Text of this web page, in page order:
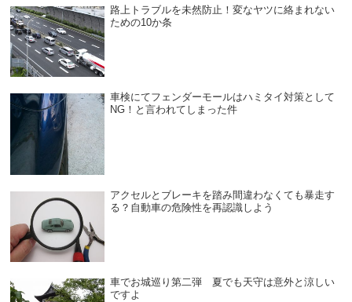
路上トラブルを未然防止！変なヤツに絡まれない
ための10か条
車検にてフェンダーモールはハミタイ対策として
NG！と言われてしまった件
アクセルとブレーキを踏み間違わなくても暴走す
る？自動車の危険性を再認識しよう
車でお城巡り第二弾 夏でも天守は意外と涼しい
ですよ